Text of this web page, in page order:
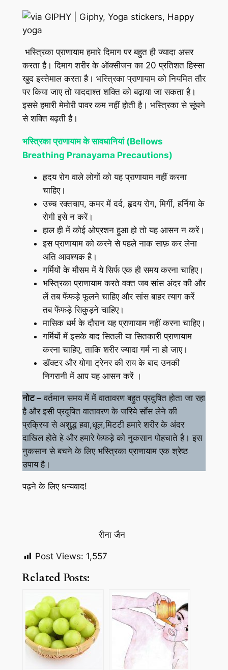
भस्त्रिका प्राणायाम हमारे दिमाग पर बहुत ही ज्यादा असर
करता है। दिमाग शरीर के ऑक्सीजन का 20 प्रतिशत हिस्सा
खुद इस्तेमाल करता है। भस्त्रिका प्राणायाम को नियमित तौर
पर किया जाए तो याददाश्त शक्ति को बढ़ाया जा सकता है।
इससे हमारी मेमोरी पावर कम नहीं होती है। भस्त्रिका से सूंघने
से शक्ति बढ़ती है।
भस्त्रिका प्राणायाम के सावधानियां (Bellows
Breathing Pranayama Precautions)
हृदय रोग वाले लोगों को यह प्राणायाम नहीं करना
चाहिए।
उच्च रक्तचाप, कमर में दर्द, हृदय रोग, मिर्गी, हर्निया के
रोगी इसे न करें।
हाल ही में कोई ओप्रशन हुआ हो तो यह आसन न करें।
इस प्राणायाम को करने से पहले नाक साफ़ कर लेना
अति आवश्यक है।
गर्मियों के मौसम में ये सिर्फ एक ही समय करना चाहिए।
भस्त्रिका प्राणायाम करते वक्त जब सांस अंदर की और
लें तब फेंफड़े फूलने चाहिए और सांस बाहर त्याग करें
तब फेंफड़े सिकुड़ने चाहिए।
मासिक धर्म के दौरान यह प्राणायाम नहीं करना चाहिए।
गर्मियों में इसके बाद सितली या सितकारी प्राणायाम
करना चाहिए, ताकि शरीर ज्यादा गर्म ना हो जाए।
डॉक्टर और योगा ट्रेनर की राय के बाद उनकी
निगरानी में आप यह आसन करें ।
नोट –वर्तमान समय में में वातावरण बहुत प्रदुषित होता जा रहा
है और इसी प्रदूषित वातावरण के जरिये साँस लेने की
प्रक्रिया से अशुद्ध हवा,धूल,मिटटी हमारे शरीर के अंदर
दाखिल होते हे और हमारे फेफड़े को नुकसान पोहचाते है। इस
नुकसान से बचने के लिए भस्त्रिका प्राणायाम एक श्रेष्ठ
उपाय है।
पढ़ने के लिए धन्यवाद!
रीना जैन
Post Views: 1,557
Related Posts: